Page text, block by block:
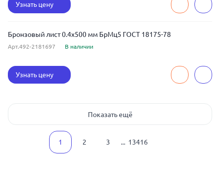
Узнать цену
Бронзовый лист 0.4x500 мм БрМц5 ГОСТ 18175-78
Арт.492-2181697 В наличии
Узнать цену
Показать ещё
1 2 3 ... 13416